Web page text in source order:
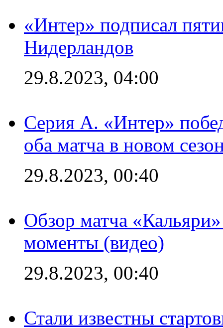
«Интер» подписал
Нидерландов
29.8.2023, 04:00
Серия А. «Интер»
оба матча в новом
29.8.2023, 00:40
Обзор матча
моменты (видео)
29.8.2023, 00:40
Стали известны